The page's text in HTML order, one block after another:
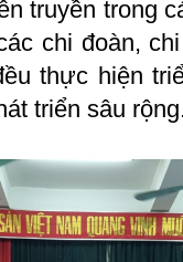
truyền trong
chi đoàn,
thực hiện
triển sâu